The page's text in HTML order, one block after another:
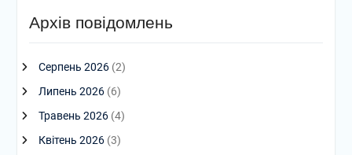
Архів повідомлень
Серпень 2026(2)
Липень 2026(6)
Травень 2026(4)
Квітень 2026(3)